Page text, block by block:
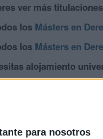
para nosotros
ver más
los Másters en
los Másters en
alojamiento
de estudiantes y